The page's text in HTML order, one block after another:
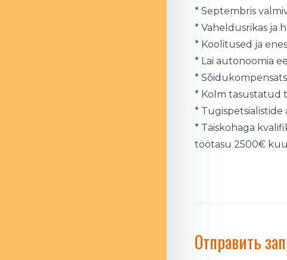
* Septembris
* Vaheldusrikas ja
* Koolitused ja
* Lai autonoomia
*
* Kolm tasustatud
* Tugispetsialistide
* Täiskohaga
töötasu 2500€
Отправить